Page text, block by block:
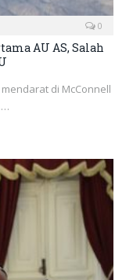
0
AU AS, Salah
di McConnell